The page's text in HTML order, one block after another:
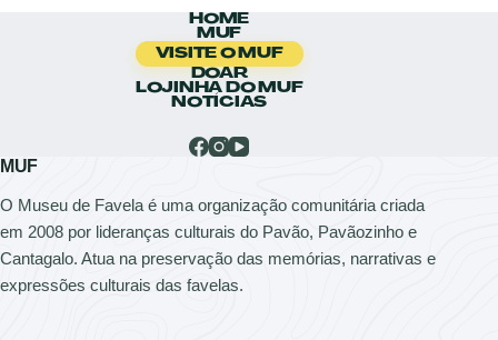
HOME
MUF
VISITE O MUF
DOAR
LOJINHA DO MUF
NOTÍCIAS
MUF
O Museu de Favela é uma organização comunitária criada
em 2008 por lideranças culturais do Pavão, Pavãozinho e
Cantagalo. Atua na preservação das memórias, narrativas e
expressões culturais das favelas.